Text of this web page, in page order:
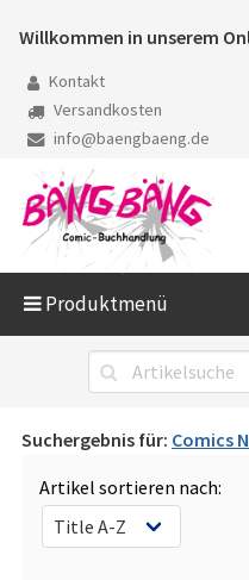
Willkommen in unserem
Kontakt
Versandkosten
info@baengbaeng.de
Produktmenü
Suchergebnis für: Comics
Artikel sortieren nach: